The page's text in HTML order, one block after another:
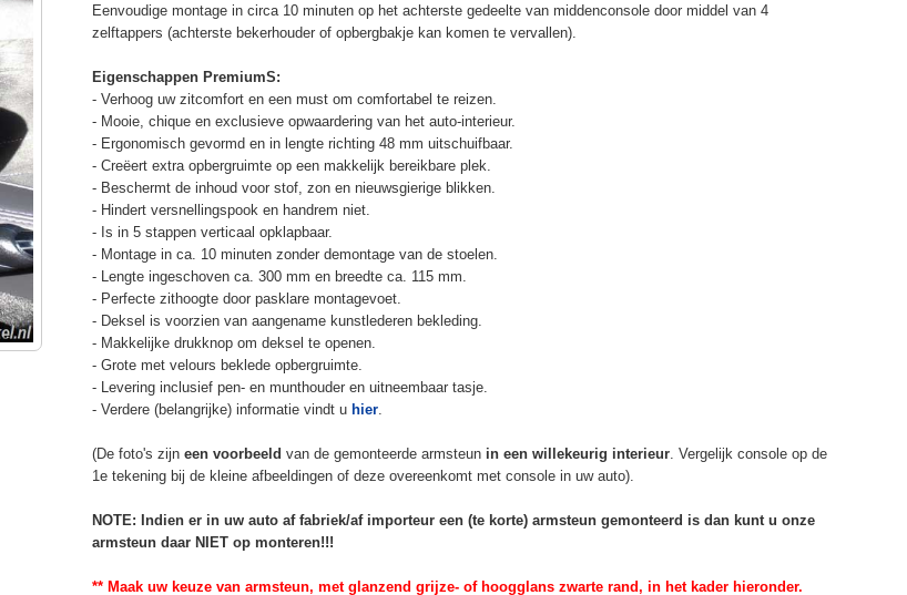
Eenvoudige montage in circa 10 minuten op het achterste gedeelte van middenconsole door middel van 4
zelftappers (achterste bekerhouder of opbergbakje kan komen te vervallen).
Eigenschappen PremiumS:
- Verhoog uw zitcomfort en een must om comfortabel te reizen.
- Mooie, chique en exclusieve opwaardering van het auto-interieur.
- Ergonomisch gevormd en in lengte richting 48 mm uitschuifbaar.
- Creëert extra opbergruimte op een makkelijk bereikbare plek.
- Beschermt de inhoud voor stof, zon en nieuwsgierige blikken.
- Hindert versnellingspook en handrem niet.
- Is in 5 stappen verticaal opklapbaar.
- Montage in ca. 10 minuten zonder demontage van de stoelen.
- Lengte ingeschoven ca. 300 mm en breedte ca. 115 mm.
- Perfecte zithoogte door pasklare montagevoet.
- Deksel is voorzien van aangename kunstlederen bekleding.
- Makkelijke drukknop om deksel te openen.
- Grote met velours beklede opbergruimte.
- Levering inclusief pen- en munthouder en uitneembaar tasje.
- Verdere (belangrijke) informatie vindt u hier.
(De foto's zijn een voorbeeld van de gemonteerde armsteun in een willekeurig interieur. Vergelijk console op de
1e tekening bij de kleine afbeeldingen of deze overeenkomt met console in uw auto).
NOTE: Indien er in uw auto af fabriek/af importeur een (te korte) armsteun gemonteerd is dan kunt u onze
armsteun daar NIET op monteren!!!
** Maak uw keuze van armsteun, met glanzend grijze- of hoogglans zwarte rand, in het kader hieronder.